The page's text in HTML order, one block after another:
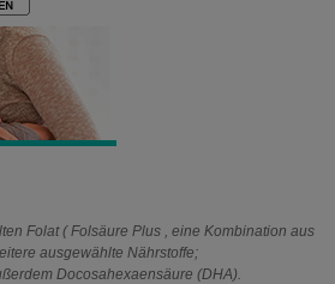
Folat ( Folsäure Plus , eine Kombination aus
ausgewählte Nährstoffe;
Docosahexaensäure (DHA).